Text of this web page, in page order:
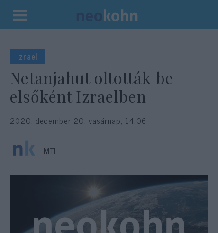
Kilépés
tartalomba
Izrael
Netanjahut oltották be
elsőként Izraelben
2020. december 20. vasárnap, 14:06
MTI